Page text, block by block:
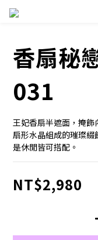
香扇秘
031
王妃香扇半遮面，掩
扇形水晶組成的璀璨
是休閒皆可搭配。
NT$2,980